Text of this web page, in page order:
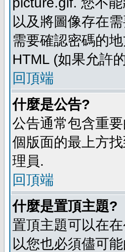
以及將圖像存在
需要確認密碼的
HTML (如果允許
回頂端
什麼是公告?
公告通常包含重
個版面的最上方
理員.
回頂端
什麼是置頂主題?
置頂主題可以在
以您也必須儘可